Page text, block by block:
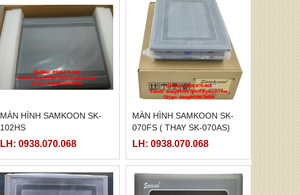
MÀN HÌNH SAMKOON SK-
102HS
LH: 0938.070.068
MÀN HÌNH SAMKOON SK-
070FS ( THAY SK-070AS)
LH: 0938.070.068